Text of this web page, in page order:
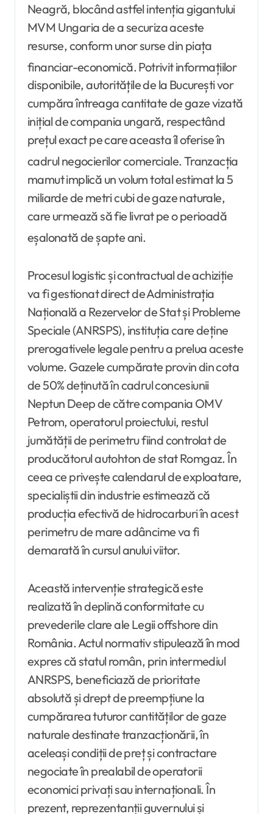
Neagră, blocând astfel intenția gigantului
MVM Ungaria de a securiza aceste
resurse, conform unor surse din piața
financiar-economică. Potrivit informațiilor
disponibile, autoritățile de la București vor
cumpăra întreaga cantitate de gaze vizată
inițial de compania ungară, respectând
prețul exact pe care aceasta îl oferise în
cadrul negocierilor comerciale. Tranzacția
mamut implică un volum total estimat la 5
miliarde de metri cubi de gaze naturale,
care urmează să fie livrat pe o perioadă
eșalonată de șapte ani.
Procesul logistic și contractual de achiziție
va fi gestionat direct de Administrația
Națională a Rezervelor de Stat și Probleme
Speciale (ANRSPS), instituția care deține
prerogativele legale pentru a prelua aceste
volume. Gazele cumpărate provin din cota
de 50% deținută în cadrul concesiunii
Neptun Deep de către compania OMV
Petrom, operatorul proiectului, restul
jumătății de perimetru fiind controlat de
producătorul autohton de stat Romgaz. În
ceea ce privește calendarul de exploatare,
specialiștii din industrie estimează că
producția efectivă de hidrocarburi în acest
perimetru de mare adâncime va fi
demarată în cursul anului viitor.
Această intervenție strategică este
realizată în deplină conformitate cu
prevederile clare ale Legii offshore din
România. Actul normativ stipulează în mod
expres că statul român, prin intermediul
ANRSPS, beneficiază de prioritate
absolută și drept de preempțiune la
cumpărarea tuturor cantităților de gaze
naturale destinate tranzacționării, în
aceleași condiții de preț și contractare
negociate în prealabil de operatorii
economici privați sau internaționali. În
prezent, reprezentanții guvernului și